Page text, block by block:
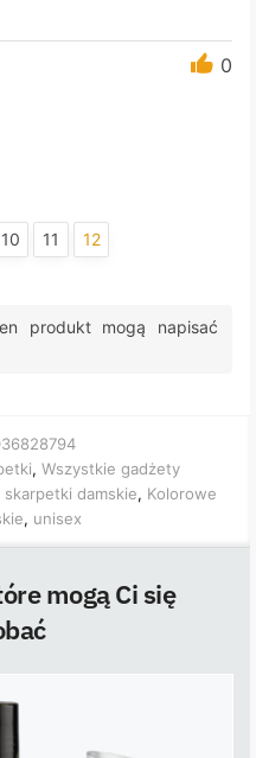
0
10 11 12
produkt mogą napisać
, Wszystkie gadżety
skarpetki damskie, Kolorowe
, unisex
mogą Ci się